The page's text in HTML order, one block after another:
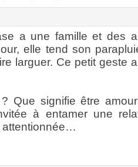
a une famille et des
elle tend son
larguer. Ce petit geste
Que signifie être
à entamer une
attentionnée…